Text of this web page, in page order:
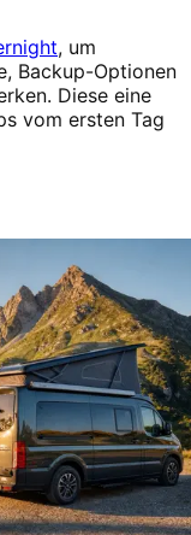
, um
Backup-Optionen
Diese eine
vom ersten Tag